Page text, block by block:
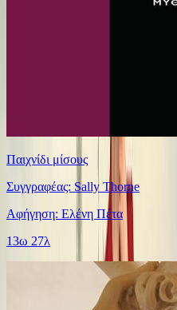
Παιχνίδι μίσους
Συγγραφέας: Sally Thorne
Αφήγηση: Ελένη Πέτα
13ω 27λ